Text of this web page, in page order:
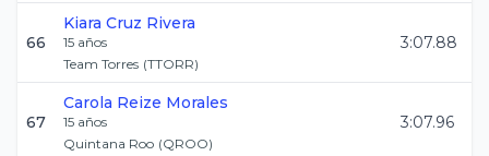
66
Kiara Cruz Rivera
15 años
Team Torres (TTORR)
3:07.88
67
Carola Reize Morales
15 años
Quintana Roo (QROO)
3:07.96